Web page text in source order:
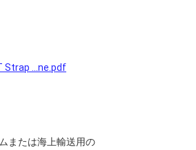
Strap ...ne.pdf
または海上輸送用の